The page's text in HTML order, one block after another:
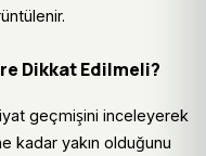
Dikkat Edilmeli?
geçmişini inceleyerek
kadar yakın olduğunu